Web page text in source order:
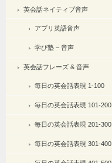
英会話ネイティブ音声
アプリ英語音声
学び塾 – 音声
英会話フレーズ & 音声
毎日の英会話表現 1-100
毎日の英会話表現 101-200
毎日の英会話表現 201-300
毎日の英会話表現 301-400